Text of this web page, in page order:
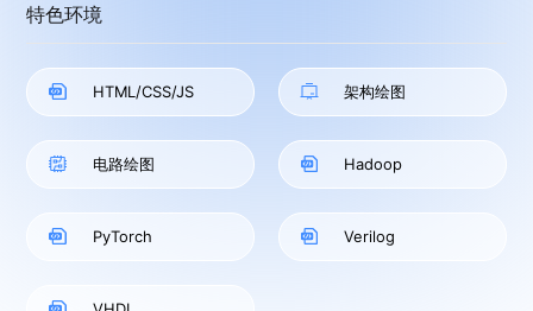
特色环境
HTML/CSS/JS 架构绘图
电路绘图 Hadoop
PyTorch Verilog